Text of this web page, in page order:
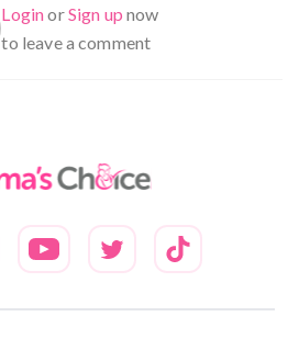
LoginorSign up now
to leave a comment